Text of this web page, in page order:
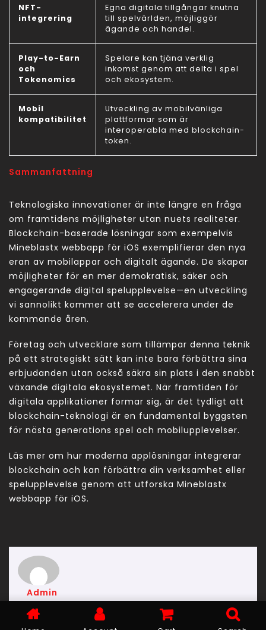
NFT-
integrering
Egna digitala tillgångar knutna
till spelvärlden, möjliggör
ägande och handel.
Play-to-Earn
och
Tokenomics
Spelare kan tjäna verklig
inkomst genom att delta i spel
och ekosystem.
Mobil
kompatibilitet
Utveckling av mobilvänliga
plattformar som är
interoperabla med blockchain-
token.
Sammanfattning
Teknologiska innovationer är inte längre en fråga
om framtidens möjligheter utan nuets realiteter.
Blockchain-baserade lösningar som exempelvis
Mineblastx webbapp för iOS exemplifierar den nya
eran av mobilappar och digitalt ägande. De skapar
möjligheter för en mer demokratisk, säker och
engagerande digital spelupplevelse—en utveckling
vi sannolikt kommer att se accelerera under de
kommande åren.
Företag och utvecklare som tillämpar denna teknik
på ett strategiskt sätt kan inte bara förbättra sina
erbjudanden utan också säkra sin plats i den snabbt
växande digitala ekosystemet. När framtiden för
digitala applikationer formar sig, är det tydligt att
blockchain-teknologi är en fundamental byggsten
för nästa generations spel och mobilupplevelser.
Läs mer om hur moderna applösningar integrerar
blockchain och kan förbättra din verksamhet eller
spelupplevelse genom att utforska Mineblastx
webbapp för iOS.
Admin